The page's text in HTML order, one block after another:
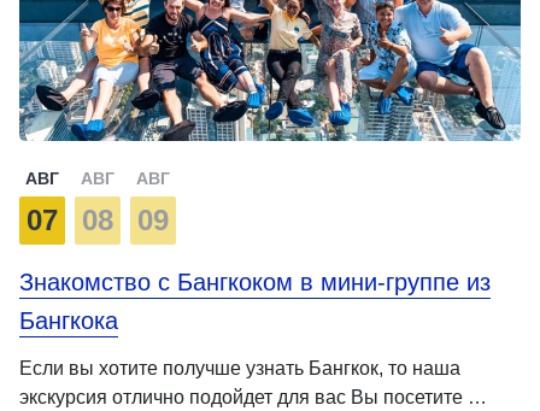
АВГ
07
АВГ
08
АВГ
09
Знакомство с Бангкоком в мини-группе из
Бангкока
Если вы хотите получше узнать Бангкок, то наша
экскурсия отлично подойдет для вас Вы посетите …